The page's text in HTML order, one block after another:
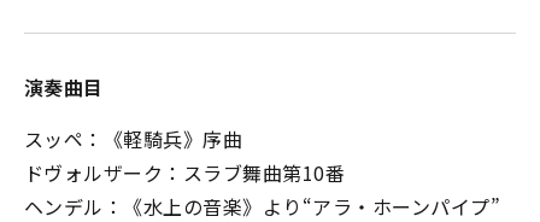
演奏曲目
スッペ：《軽騎兵》序曲
ドヴォルザーク：スラブ舞曲第10番
ヘンデル：《水上の音楽》より“アラ・ホーンパイプ”